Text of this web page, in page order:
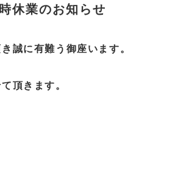
休業のお知らせ
誠に有難う御座います。
頂きます。